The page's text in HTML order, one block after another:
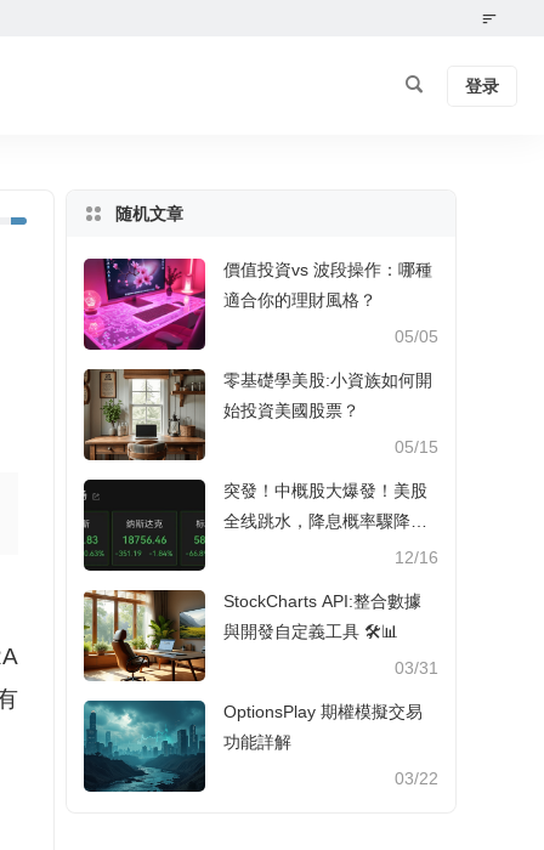
登录
随机文章
價值投資vs 波段操作：哪種
適合你的理財風格？
05/05
零基礎學美股:小資族如何開
始投資美國股票？
05/15
突發！中概股大爆發！美股
全线跳水，降息概率驟降至5
12/16
StockCharts API:整合數據
與開發自定義工具 🛠️📊
03/31
OptionsPlay 期權模擬交易
功能詳解
03/22